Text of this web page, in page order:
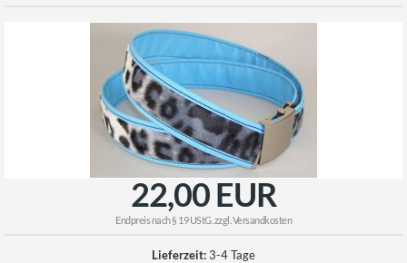
22,00 EUR
Endpreis nach § 19 UStG. zzgl. Versandkosten
Lieferzeit:3-4 Tage